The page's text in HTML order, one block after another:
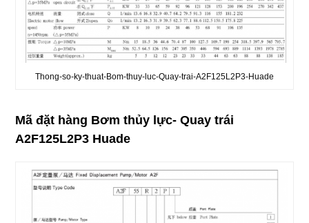
Thong-so-ky-thuat-Bom-thuy-luc-Quay-trai-A2F125L2P3-Huade
Mã đặt hàng Bơm thủy lực- Quay trái
A2F125L2P3 Huade